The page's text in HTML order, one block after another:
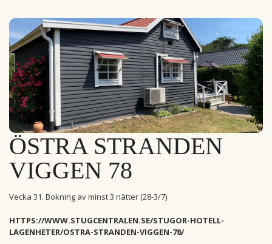
ÖSTRA STRANDEN
VIGGEN 78
Vecka 31. Bokning av minst 3 nätter (28-3/7)
HTTPS://WWW.STUGCENTRALEN.SE/STUGOR-HOTELL-
LAGENHETER/OSTRA-STRANDEN-VIGGEN-78/